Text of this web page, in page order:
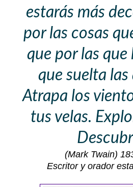
estarás más
por las cosas
que por las que
que suelta las
Atrapa los
tus velas.
(Mark Twain)
Escritor y orador